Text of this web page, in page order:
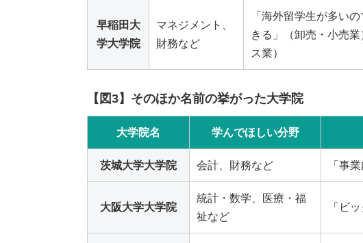
早稲田大
学大学院
マネジメント、
財務など
「海外留学生が多い
きる」（卸売・小売
ス業）
【図3】そのほか名前の挙がった大学院
大学院名 学んでほしい分野
茨城大学大学院 会計、財務など 「事
大阪大学大学院
統計・数学、医療・福
祉など
「ビ